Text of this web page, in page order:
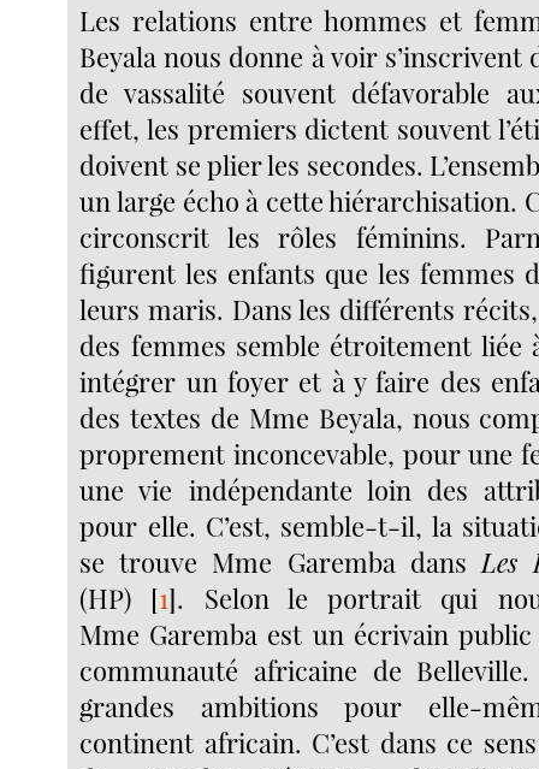
Les relations entre hommes et
Beyala nous donne à voir s’inscrivent
de vassalité souvent défavorable
effet, les premiers dictent souvent
doivent se plier les secondes.
un large écho à cette hiérarchisation.
circonscrit les rôles féminins.
figurent les enfants que les femmes
leurs maris. Dans les différents
des femmes semble étroitement liée
intégrer un foyer et à y faire des
des textes de Mme Beyala, nous
proprement inconcevable, pour une
une vie indépendante loin des
pour elle. C’est, semble-t-il, la
se trouve Mme Garemba dans Les
(HP) [1]. Selon le portrait qui
Mme Garemba est un écrivain
communauté africaine de
grandes ambitions pour elle-
continent africain. C’est dans ce